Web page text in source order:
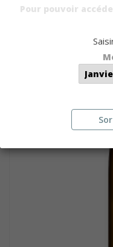
Pour pouvoir